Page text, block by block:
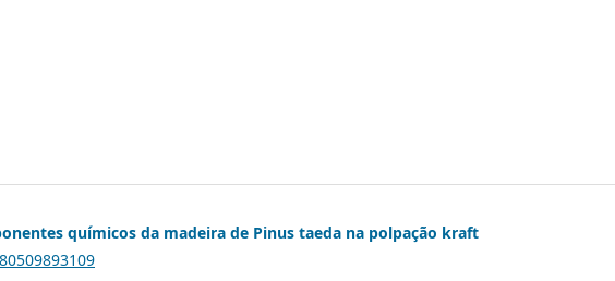
químicos da madeira de Pinus taeda na polpação kraft